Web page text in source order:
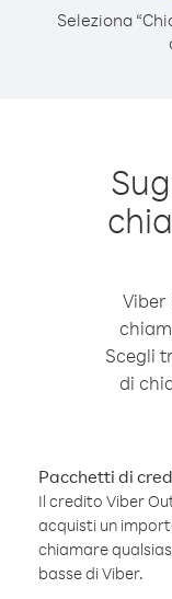
Seleziona
Viber
Scegli
di
Pacchetti di
Il credito Viber
acquisti un
chiamare
basse di Viber.